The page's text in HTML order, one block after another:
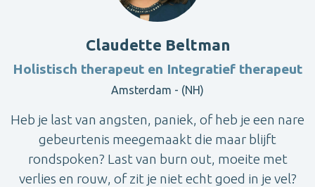
Claudette Beltman
Holistisch therapeut en Integratief therapeut
Amsterdam - (NH)
Heb je last van angsten, paniek, of heb je een nare
gebeurtenis meegemaakt die maar blijft
rondspoken? Last van burn out, moeite met
verlies en rouw, of zit je niet echt goed in je vel?